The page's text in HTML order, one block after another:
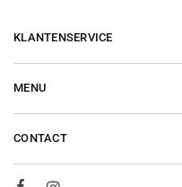
KLANTENSERVICE
MENU
CONTACT